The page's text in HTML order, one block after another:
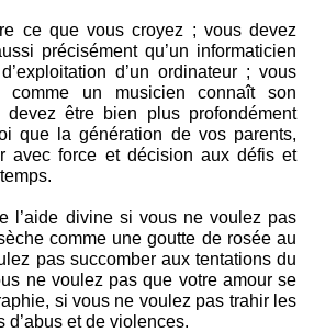
ce que vous croyez ; vous devez
précisément qu’un informaticien
d’un ordinateur ; vous
comme un musicien connaît son
devez être bien plus profondément
que la génération de vos parents,
avec force et décision aux défis et
l’aide divine si vous ne voulez pas
comme une goutte de rosée au
pas succomber aux tentations du
ne voulez pas que votre amour se
si vous ne voulez pas trahir les
d’abus et de violences.